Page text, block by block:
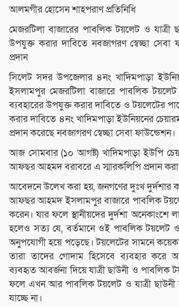
আলমগীর হোসেন শাহপরাণ প্রতিনিধি
মেজরটিলা বাজারের পাবলিক টয়লেট ও যাত্রী
উপযুক্ত করার দাবিতে নবজাগরণ স্বেচ্ছা সেবা
প্রদান
সিলেট সদর উপজেলার ৪নং খাদিমপাড়া
ইসলামপুর মেজরটিলা বাজারে পাবলিক টয়লেট
ব্যবহারের উপযুক্ত করার দাবিতে ও টয়লেটের
করার দাবিতে ৪নং খাদিমপাড়া ইউনিয়নের
প্রদান করেছে নবজাগরণ স্বেচ্ছা সেবা ফাউন্ডেশন।
আজ সোমবার (১০ আগষ্ট) খাদিমপাড়া ইউপি
আফছর আহমদ বরাবরে এ স্মারকলিপি প্রদান
আবেদনে উলে­খ করা হয়, জনগণের দুঃখ দুর্দশার
আফছর আহমদ ইসলামপুর বাজারে পাবলিক
করেন। যার ফলে স্থানীয়দের দুর্দশা অনেকাংশে
হলেও সত্য যে, বর্তমানে ওই পাবলিক টয়লেট ও
অনুপযোগী হয়ে পড়েছে। টয়লেটের সামনে
তারা তাদের গোদাম হিসেবে ব্যবহার করে
ব্যবহৃত আবর্জনা দিয়ে যাত্রী ছাউনী ও পাবলিক
ফলে এখন আর পাবলিক টয়লেট ও যাত্রী ছাউনী
যাচ্ছে না।